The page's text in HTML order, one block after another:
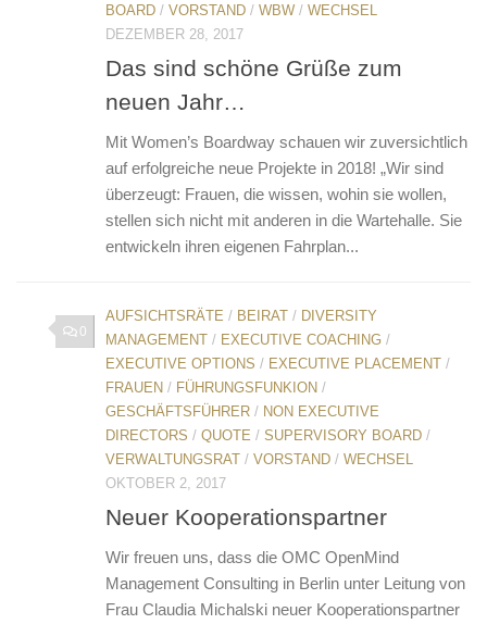
BOARD / VORSTAND / WBW / WECHSEL
DEZEMBER 28, 2017
Das sind schöne Grüße zum
neuen Jahr…
Mit Women’s Boardway schauen wir zuversichtlich
auf erfolgreiche neue Projekte in 2018! „Wir sind
überzeugt: Frauen, die wissen, wohin sie wollen,
stellen sich nicht mit anderen in die Wartehalle. Sie
entwickeln ihren eigenen Fahrplan...
0
AUFSICHTSRÄTE / BEIRAT / DIVERSITY
MANAGEMENT / EXECUTIVE COACHING /
EXECUTIVE OPTIONS / EXECUTIVE PLACEMENT /
FRAUEN / FÜHRUNGSFUNKION /
GESCHÄFTSFÜHRER / NON EXECUTIVE
DIRECTORS / QUOTE / SUPERVISORY BOARD /
VERWALTUNGSRAT / VORSTAND / WECHSEL
OKTOBER 2, 2017
Neuer Kooperationspartner
Wir freuen uns, dass die OMC OpenMind
Management Consulting in Berlin unter Leitung von
Frau Claudia Michalski neuer Kooperationspartner